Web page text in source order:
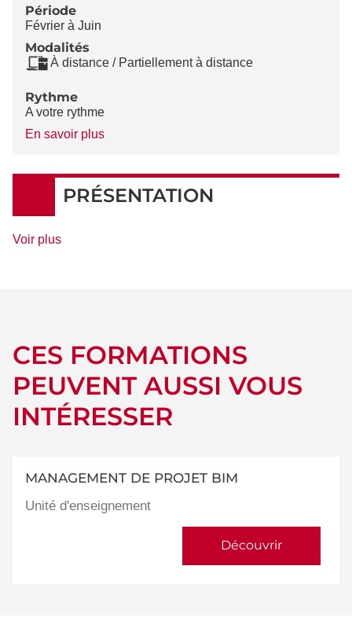
Période
Février à Juin
Modalités
À distance / Partiellement à distance
Rythme
A votre rythme
En savoir plusà
Rythme
PRÉSENTATION
Voir plusde
CES FORMATIONS
PEUVENT AUSSI VOUS
INTÉRESSER
MANAGEMENT DE PROJET BIM
Unité d'enseignement
Découvrir